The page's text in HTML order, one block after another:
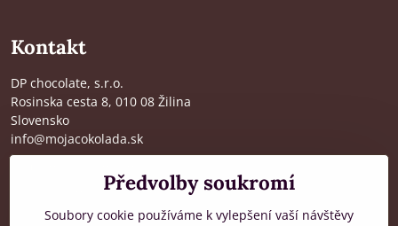
Kontakt
DP chocolate, s.r.o.
Rosinska cesta 8, 010 08 Žilina
Slovensko
info@mojacokolada.sk
Kde nás najdete
Předvolby soukromí
Soubory cookie používáme k vylepšení vaší návštěvy